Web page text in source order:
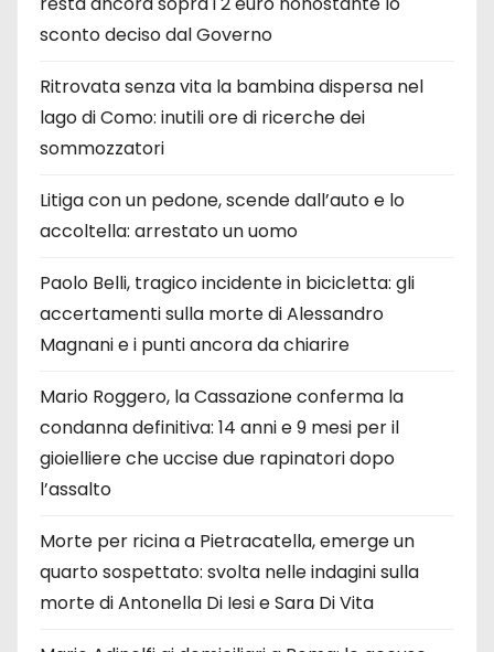
sconto deciso dal Governo
Ritrovata senza vita la bambina dispersa nel
lago di Como: inutili ore di ricerche dei
sommozzatori
Litiga con un pedone, scende dall’auto e lo
accoltella: arrestato un uomo
Paolo Belli, tragico incidente in bicicletta: gli
accertamenti sulla morte di Alessandro
Magnani e i punti ancora da chiarire
Mario Roggero, la Cassazione conferma la
condanna definitiva: 14 anni e 9 mesi per il
gioielliere che uccise due rapinatori dopo
l’assalto
Morte per ricina a Pietracatella, emerge un
quarto sospettato: svolta nelle indagini sulla
morte di Antonella Di Iesi e Sara Di Vita